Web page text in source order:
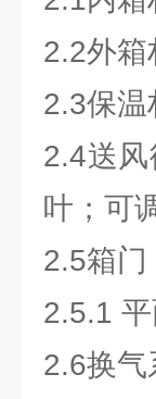
2.2外箱
2.3保温
2.4送
叶；可
2.5箱门
2.5.1
2.6换气